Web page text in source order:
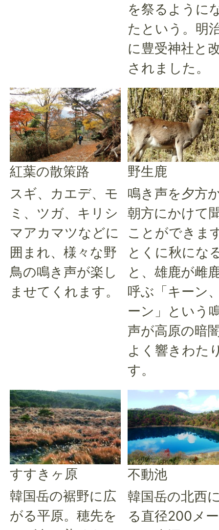
を祭るように
たという。明
に豊受神社と
されました。
紅葉の散策路
スギ、カエデ、モ
ミ、ツガ、キリシ
マアカマツなどに
囲まれ、様々な野
鳥の鳴き声が楽し
ませてくれます。
野生鹿
鳴き声を夕方
朝方にかけて
ことができま
とくに秋にな
と、雄鹿が雌
呼ぶ「キーン
ーン」という
声が高原の暗
よく響きわた
す。
すすきヶ原
韓国岳の裾野に広
がる平原。穂先を
不動池
韓国岳の北西
る直径200メ